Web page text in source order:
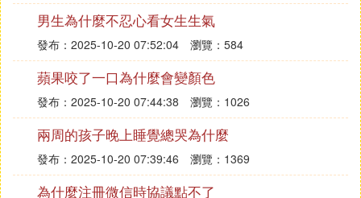
二、眼睛出現不舒服
建議隨身攜帶眼科專家開出的眼葯水。倘若感到眼睛
有輕微的異物感、紅腫或流淚現象，千萬不可用手搓
揉眼睛四周，尤其是上眼皮到眉毛的這塊區域，以免
發炎或感染。建議按照眼科醫師的專腔橋模業指導，
使用治療用眼葯水及人工淚液，減緩及治療眼睛的不
適。如仍不適應，則應盡速回原手術醫院檢查。
三、睡眠中保護眼睛
由於睡覺時會較為放鬆自己的警覺心，所以有時會因
為眼睛的不適，而無意識地去搓揉眼球。或是因為睡
男生為什麼不忍心看女生生氣
發布：2025-10-20 07:52:04 瀏覽：584
蘋果咬了一口為什麼會變顏色
發布：2025-10-20 07:44:38 瀏覽：1026
兩周的孩子晚上睡覺總哭為什麼
發布：2025-10-20 07:39:46 瀏覽：1369
為什麼注冊微信時協議點不了